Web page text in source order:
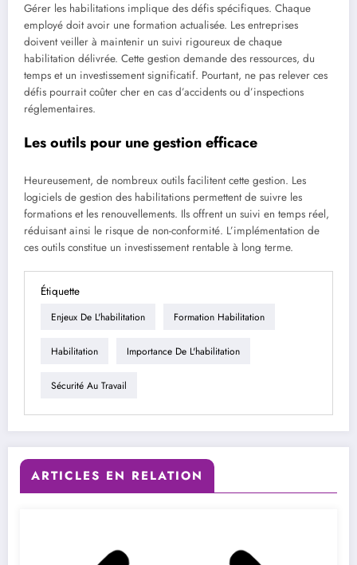
Gérer les habilitations implique des défis spécifiques. Chaque
employé doit avoir une formation actualisée. Les entreprises
doivent veiller à maintenir un suivi rigoureux de chaque
habilitation délivrée. Cette gestion demande des ressources, du
temps et un investissement significatif. Pourtant, ne pas relever ces
défis pourrait coûter cher en cas d’accidents ou d’inspections
réglementaires.
Les outils pour une gestion efficace
Heureusement, de nombreux outils facilitent cette gestion. Les
logiciels de gestion des habilitations permettent de suivre les
formations et les renouvellements. Ils offrent un suivi en temps réel,
réduisant ainsi le risque de non-conformité. L’implémentation de
ces outils constitue un investissement rentable à long terme.
Étiquette
Enjeux De L'habilitation Formation Habilitation
Habilitation Importance De L'habilitation
Sécurité Au Travail
ARTICLES EN RELATION